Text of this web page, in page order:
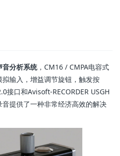
音分析系统，CM16 / CMPA电容式
输入，增益调节旋钮，触发按
接口和Avisoft-RECORDER USGH
提供了一种非常经济高效的解决